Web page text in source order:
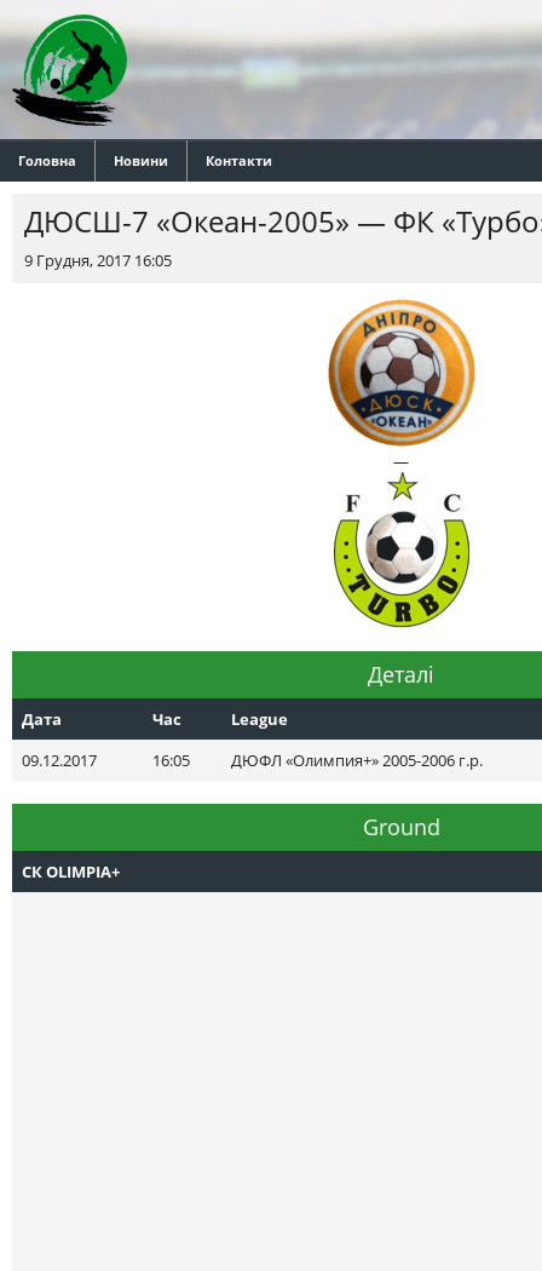
Головна Новини Контакти
ДЮСШ-7 «Океан-2005» — ФК
9 Грудня, 2017 16:05
—
Деталі
Дата Час
League
09.12.2017
16:05 ДЮФЛ «Олимпия+» 2005-2006 г.р.
Ground
СК OLIMPIA+